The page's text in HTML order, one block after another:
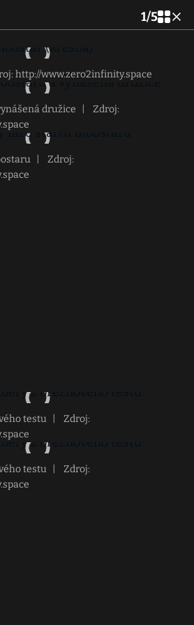
1/5
http://www.zero2infinity.space
družice
Zdroj:
Zdroj:
testu
Zdroj:
testu
Zdroj: